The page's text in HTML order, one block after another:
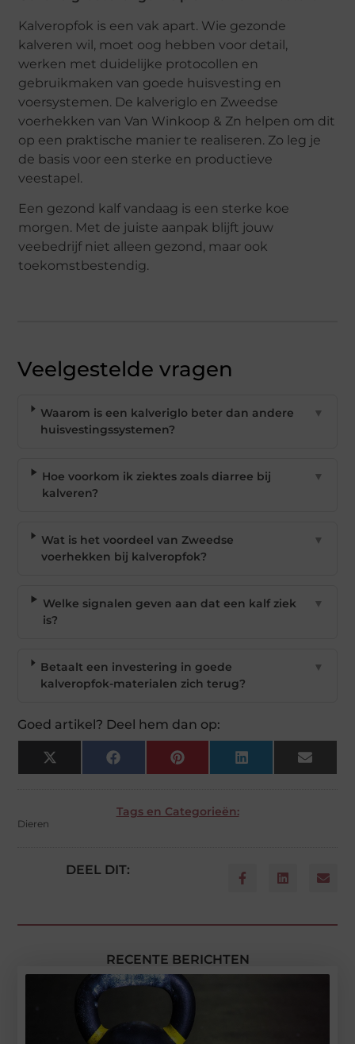
Kalveropfok is een vak apart. Wie gezonde
kalveren wil, moet oog hebben voor detail,
werken met duidelijke protocollen en
gebruikmaken van goede huisvesting en
voersystemen. De kalveriglo en Zweedse
voerhekken van Van Winkoop & Zn helpen om dit
op een praktische manier te realiseren. Zo leg je
de basis voor een sterke en productieve
veestapel.
Een gezond kalf vandaag is een sterke koe
morgen. Met de juiste aanpak blijft jouw
veebedrijf niet alleen gezond, maar ook
toekomstbestendig.
Veelgestelde vragen
Waarom is een kalveriglo beter dan andere
huisvestingssystemen?
▼
Hoe voorkom ik ziektes zoals diarree bij
kalveren?
▼
Wat is het voordeel van Zweedse
voerhekken bij kalveropfok?
▼
Welke signalen geven aan dat een kalf ziek
is?
▼
Betaalt een investering in goede
kalveropfok-materialen zich terug?
▼
Goed artikel? Deel hem dan op:
X
(Twitter)
Facebook Pinterest LinkedIn Email
Tags en Categorieën:
Dieren
DEEL DIT:
RECENTE BERICHTEN